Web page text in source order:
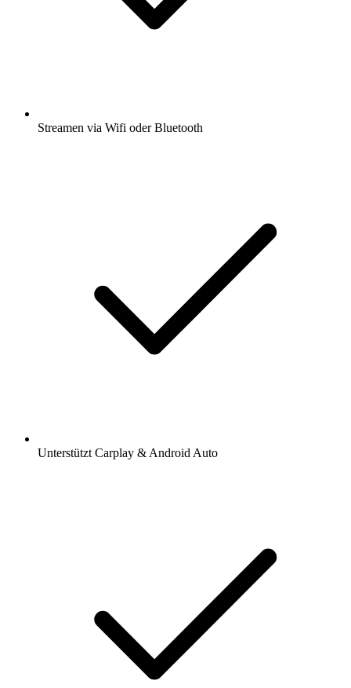
Streamen via Wifi oder Bluetooth
Unterstützt Carplay & Android Auto